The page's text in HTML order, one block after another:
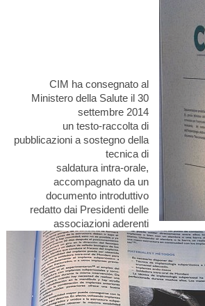
CIM ha consegnato al
Ministero della Salute il 30
settembre 2014
un testo-raccolta di
pubblicazioni a sostegno della
tecnicadi
saldatura intra-orale,
accompagnato da un
documento introduttivo
redatto dai Presidenti delle
associazioni aderenti